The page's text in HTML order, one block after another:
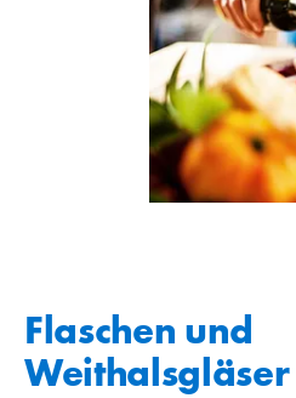
Flaschen und
Weithalsgläser